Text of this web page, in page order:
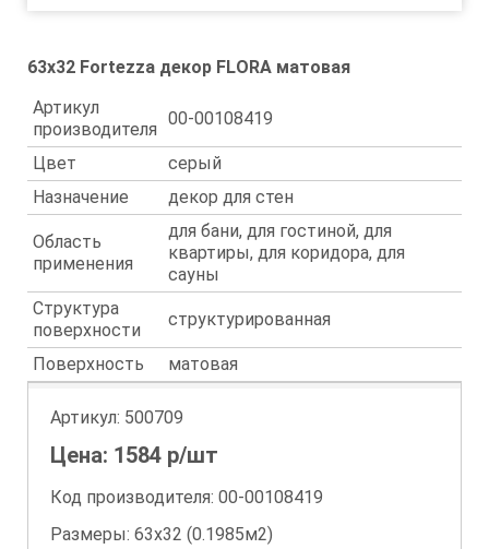
63x32 Fortezza декор FLORA матовая
Артикул
производителя
00-00108419
Цвет
серый
Назначение
декор для стен
Область
применения
для бани, для гостиной, для
квартиры, для коридора, для
сауны
Структура
поверхности
структурированная
Поверхность матовая
Артикул: 500709
Цена: 1584 р/шт
Код производителя: 00-00108419
Размеры: 63х32 (0.1985м2)